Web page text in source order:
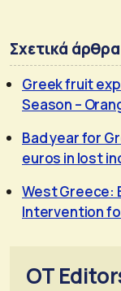
Σχετικά
Greek fruit
Season –
Bad year for
euros in lost
West Greece:
Intervention
OT